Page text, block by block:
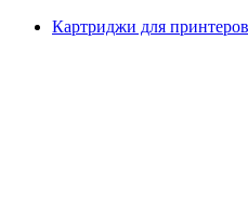
Картриджи для принтеров